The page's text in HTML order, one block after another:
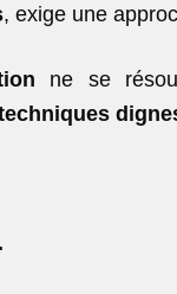
, exige une
ne se